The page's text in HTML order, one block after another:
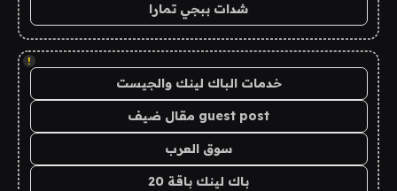
شدات ببجي تمارا
!
خدمات الباك لينك والجيست
guest post مقال ضيف
سوق العرب
باك لينك باقة 20